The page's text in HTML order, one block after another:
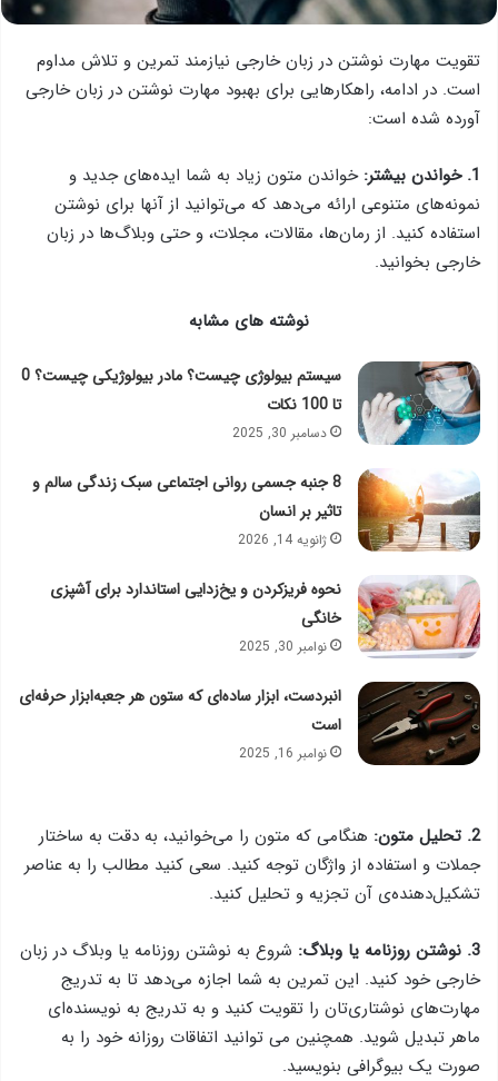
تقویت مهارت نوشتن در زبان خارجی نیازمند تمرین و تلاش مداوم
است. در ادامه، راهکارهایی برای بهبود مهارت نوشتن در زبان خارجی
آورده شده است:
1. خواندن بیشتر:
خواندن متون زیاد به شما ایده‌های جدید و
نمونه‌های متنوعی ارائه می‌دهد که می‌توانید از آنها برای نوشتن
استفاده کنید. از رمان‌ها، مقالات، مجلات، و حتی وبلاگ‌ها در زبان
خارجی بخوانید.
نوشته های مشابه
سیستم بیولوژی چیست؟ مادر بیولوژیکی چیست؟ 0
تا 100 نکات
دسامبر 30, 2025
8 جنبه جسمی روانی اجتماعی سبک زندگی سالم و
تاثیر بر انسان
ژانویه 14, 2026
نحوه فریزکردن و یخ‌زدایی استاندارد برای آشپزی
خانگی
نوامبر 30, 2025
انبردست، ابزار ساده‌ای که ستون هر جعبه‌ابزار حرفه‌ای
است
نوامبر 16, 2025
2. تحلیل متون:
هنگامی که متون را می‌خوانید، به دقت به ساختار
جملات و استفاده از واژگان توجه کنید. سعی کنید مطالب را به عناصر
تشکیل‌دهنده‌ی آن تجزیه و تحلیل کنید.
3. نوشتن روزنامه یا وبلاگ:
شروع به نوشتن روزنامه یا وبلاگ در زبان
خارجی خود کنید. این تمرین به شما اجازه می‌دهد تا به تدریج
مهارت‌های نوشتاری‌تان را تقویت کنید و به تدریج به نویسنده‌ای
ماهر تبدیل شوید. همچنین می توانید اتفاقات روزانه خود را به
صورت یک بیوگرافی بنویسید.